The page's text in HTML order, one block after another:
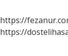
https://
https://